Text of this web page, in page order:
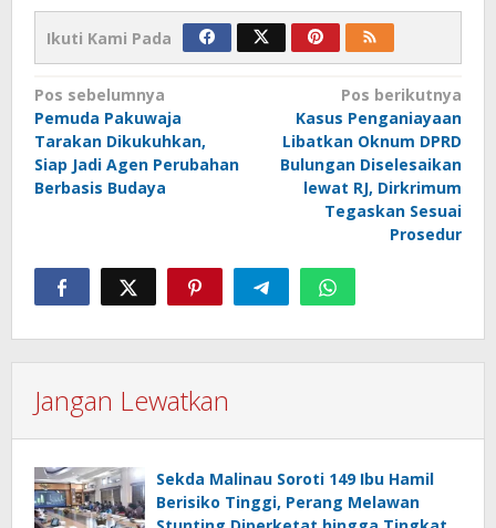
Ikuti Kami Pada
Navigasi
pos
Pos sebelumnya
Pemuda Pakuwaja
Tarakan Dikukuhkan,
Siap Jadi Agen Perubahan
Berbasis Budaya
Pos berikutnya
Kasus Penganiayaan
Libatkan Oknum DPRD
Bulungan Diselesaikan
lewat RJ, Dirkrimum
Tegaskan Sesuai
Prosedur
Jangan Lewatkan
Sekda Malinau Soroti 149 Ibu Hamil
Berisiko Tinggi, Perang Melawan